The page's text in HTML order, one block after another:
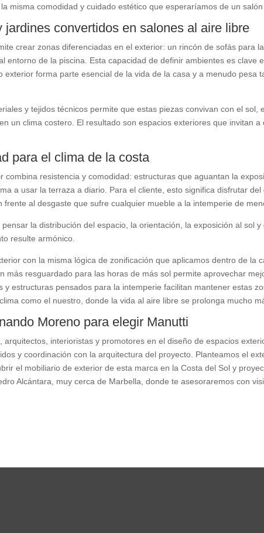
misma comodidad y cuidado estético que esperaríamos de un salón
jardines convertidos en salones al aire libre
crear zonas diferenciadas en el exterior: un rincón de sofás para
entorno de la piscina. Esta capacidad de definir ambientes es clave
exterior forma parte esencial de la vida de la casa y a menudo pesa
y tejidos técnicos permite que estas piezas convivan con el sol,
un clima costero. El resultado son espacios exteriores que invitan
para el clima de la costa
combina resistencia y comodidad: estructuras que aguantan la
a usar la terraza a diario. Para el cliente, esto significa disfrutar
frente al desgaste que sufre cualquier mueble a la intemperie de
la distribución del espacio, la orientación, la exposición al sol
resulte armónico.
con la misma lógica de zonificación que aplicamos dentro de la
más resguardado para las horas de más sol permite aprovechar
y estructuras pensados para la intemperie facilitan mantener estas
como el nuestro, donde la vida al aire libre se prolonga mucho
Moreno para elegir Manutti
arquitectos, interioristas y promotores en el diseño de espacios
y coordinación con la arquitectura del proyecto. Planteamos el
el mobiliario de exterior de esta marca en la Costa del Sol y
Alcántara, muy cerca de Marbella, donde te asesoraremos con